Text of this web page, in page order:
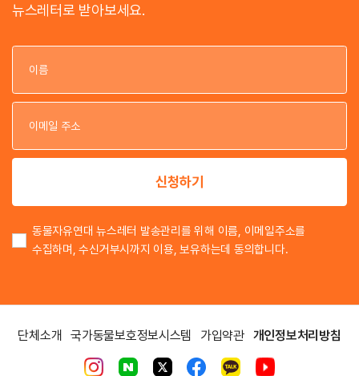
뉴스레터로 받아보세요.
이
이
신청하기
동물자유연대 뉴스레터 발송관리를 위해 이름, 이메일주소를
수집하며, 수신거부시까지 이용, 보유하는데 동의합니다.
단체소개 국가동물보호정보시스템 가입약관 개인정보처리방침